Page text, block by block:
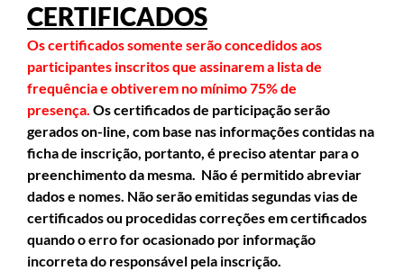
CERTIFICADOS
Os certificados somente serão concedidos aos
participantes inscritos que assinarem a lista de
frequência e obtiverem no mínimo 75% de
presença. Os certificados de participação serão
gerados on-line, com base nas informações contidas na
ficha de inscrição, portanto, é preciso atentar para o
preenchimento da mesma. Não é permitido abreviar
dados e nomes. Não serão emitidas segundas vias de
certificados ou procedidas correções em certificados
quando o erro for ocasionado por informação
incorreta do responsável pela inscrição.